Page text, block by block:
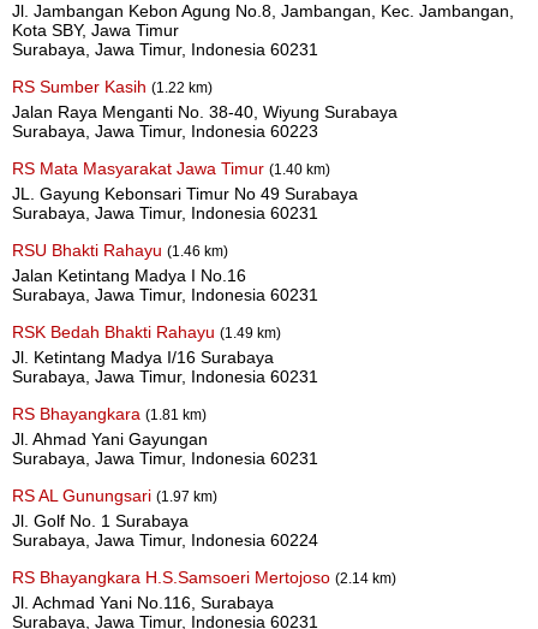
Jl. Jambangan Kebon Agung No.8, Jambangan, Kec. Jambangan,
Kota SBY, Jawa Timur
Surabaya, Jawa Timur, Indonesia 60231
RS Sumber Kasih (1.22 km)
Jalan Raya Menganti No. 38-40, Wiyung Surabaya
Surabaya, Jawa Timur, Indonesia 60223
RS Mata Masyarakat Jawa Timur (1.40 km)
JL. Gayung Kebonsari Timur No 49 Surabaya
Surabaya, Jawa Timur, Indonesia 60231
RSU Bhakti Rahayu (1.46 km)
Jalan Ketintang Madya I No.16
Surabaya, Jawa Timur, Indonesia 60231
RSK Bedah Bhakti Rahayu (1.49 km)
Jl. Ketintang Madya I/16 Surabaya
Surabaya, Jawa Timur, Indonesia 60231
RS Bhayangkara (1.81 km)
Jl. Ahmad Yani Gayungan
Surabaya, Jawa Timur, Indonesia 60231
RS AL Gunungsari (1.97 km)
Jl. Golf No. 1 Surabaya
Surabaya, Jawa Timur, Indonesia 60224
RS Bhayangkara H.S.Samsoeri Mertojoso (2.14 km)
Jl. Achmad Yani No.116, Surabaya
Surabaya, Jawa Timur, Indonesia 60231